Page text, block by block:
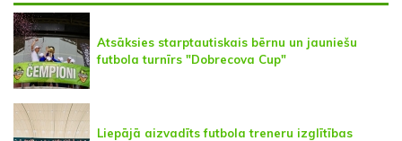
Atsāksies starptautiskais bērnu un jauniešu
futbola turnīrs "Dobrecova Cup"
Liepājā aizvadīts futbola treneru izglītības